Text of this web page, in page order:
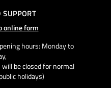
SUPPORT
online form
hours: Monday to
be closed for normal
holidays)